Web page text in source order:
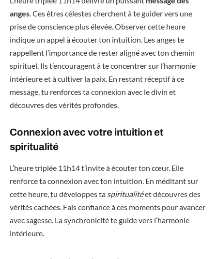
anges. Ces êtres célestes cherchent à te guider vers une
prise de conscience plus élevée. Observer cette heure
indique un appel à écouter ton intuition. Les anges te
rappellent l’importance de rester aligné avec ton chemin
spirituel. Ils t’encouragent à te concentrer sur l’harmonie
intérieure et à cultiver la paix. En restant réceptif à ce
message, tu renforces ta connexion avec le divin et
découvres des vérités profondes.
Connexion avec votre intuition et
spiritualité
L’heure triplée 11h14 t’invite à écouter ton cœur. Elle
renforce ta connexion avec ton intuition. En méditant sur
cette heure, tu développes ta spiritualitéet découvres des
vérités cachées. Fais confiance à ces moments pour avancer
avec sagesse. La synchronicité te guide vers l’harmonie
intérieure.